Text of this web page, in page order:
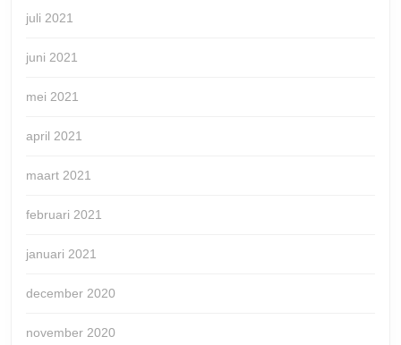
juli 2021
juni 2021
mei 2021
april 2021
maart 2021
februari 2021
januari 2021
december 2020
november 2020